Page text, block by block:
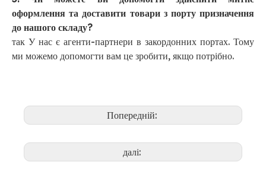
оформлення та доставити товари з порту призначення
до нашого складу?
так У нас є агенти-партнери в закордонних портах. Тому
ми можемо допомогти вам це зробити, якщо потрібно.
Попередній:
далі: